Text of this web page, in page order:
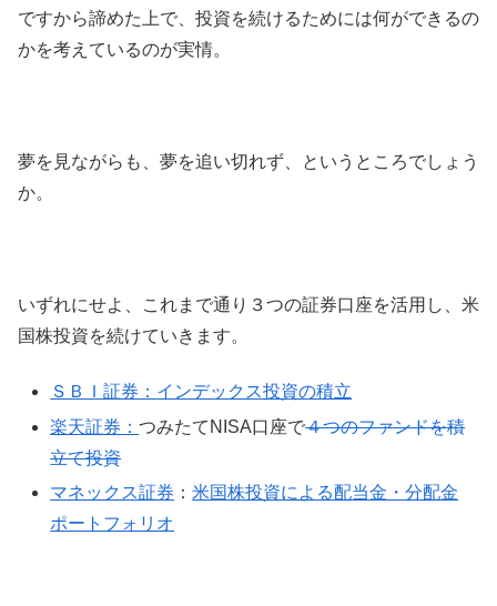
ですから諦めた上で、投資を続けるためには何ができるの
かを考えているのが実情。
夢を見ながらも、夢を追い切れず、というところでしょう
か。
いずれにせよ、これまで通り３つの証券口座を活用し、米
国株投資を続けていきます。
ＳＢＩ証券： インデックス投資の積立
楽天証券：つみたてNISA口座で４つのファンドを積
立て投資
マネックス証券 ：米国株投資による配当金・分配金
ポートフォリオ